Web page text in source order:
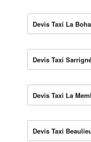
Devis Taxi La
Devis Taxi
Devis Taxi La
Devis Taxi